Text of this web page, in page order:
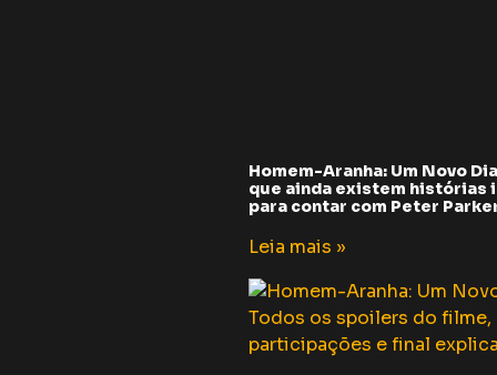
Homem-Aranha: Um Novo
que ainda existem histórias
para contar com Peter
Leia mais »